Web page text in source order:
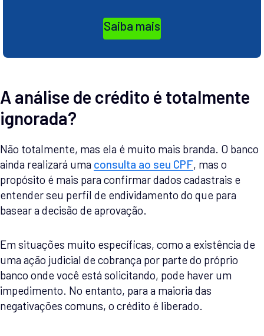
Saiba mais
A análise de crédito é totalmente
ignorada?
Não totalmente, mas ela é muito mais branda. O banco
ainda realizará uma consulta ao seu CPF, mas o
propósito é mais para confirmar dados cadastrais e
entender seu perfil de endividamento do que para
basear a decisão de aprovação.
Em situações muito específicas, como a existência de
uma ação judicial de cobrança por parte do próprio
banco onde você está solicitando, pode haver um
impedimento. No entanto, para a maioria das
negativações comuns, o crédito é liberado.